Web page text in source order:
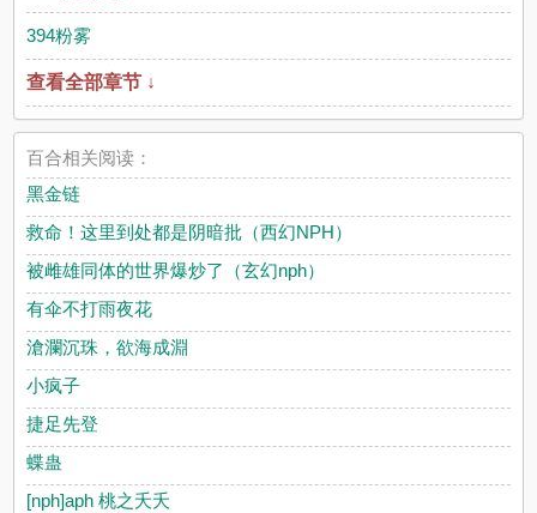
394粉雾
查看全部章节 ↓
百合相关阅读：
黑金链
救命！这里到处都是阴暗批（西幻NPH）
被雌雄同体的世界爆炒了（玄幻nph）
有伞不打雨夜花
滄瀾沉珠，欲海成淵
小疯子
捷足先登
蝶蛊
[nph]aph 桃之夭夭